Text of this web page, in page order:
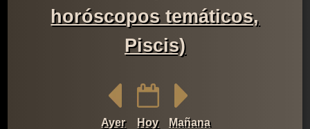
horóscopos temáticos,
Piscis)
Ayer Hoy Mañana